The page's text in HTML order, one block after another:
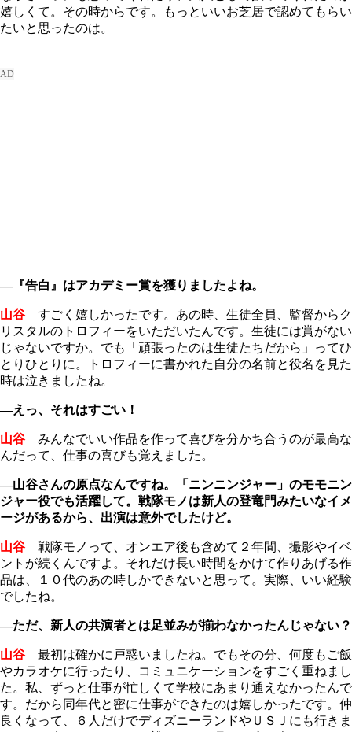
嬉しくて。その時からです。もっといいお芝居で認めてもらい
たいと思ったのは。
―『告白』はアカデミー賞を獲りましたよね。
山谷
すごく嬉しかったです。あの時、生徒全員、監督からク
リスタルのトロフィーをいただいたんです。生徒には賞がない
じゃないですか。でも「頑張ったのは生徒たちだから」ってひ
とりひとりに。トロフィーに書かれた自分の名前と役名を見た
時は泣きましたね。
―えっ、それはすごい！
山谷
みんなでいい作品を作って喜びを分かち合うのが最高な
んだって、仕事の喜びも覚えました。
―山谷さんの原点なんですね。「ニンニンジャー」のモモニン
ジャー役でも活躍して。戦隊モノは新人の登竜門みたいなイメ
ージがあるから、出演は意外でしたけど。
山谷 戦隊モノって、オンエア後も含めて２年間、撮影やイベ
ントが続くんですよ。それだけ長い時間をかけて作りあげる作
品は、１０代のあの時しかできないと思って。実際、いい経験
でしたね。
―ただ、新人の共演者とは足並みが揃わなかったんじゃない？
山谷 最初は確かに戸惑いましたね。でもその分、何度もご飯
やカラオケに行ったり、コミュニケーションをすごく重ねまし
た。私、ずっと仕事が忙しくて学校にあまり通えなかったんで
す。だから同年代と密に仕事ができたのは嬉しかったです。仲
良くなって、６人だけでディズニーランドやＵＳＪにも行きま